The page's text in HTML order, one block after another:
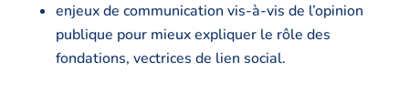
enjeux de communication vis-à-vis de l’opinion
publique pour mieux expliquer le rôle des
fondations, vectrices de lien social.